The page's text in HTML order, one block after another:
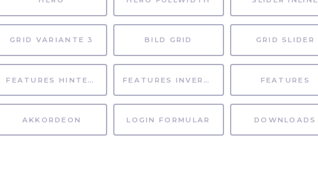
GRID VARIANTE 3 BILD GRID GRID SLIDER
FEATURES HINTERGRUND FEATURES INVERTIERT FEATURES
AKKORDEON LOGIN FORMULAR DOWNLOADS